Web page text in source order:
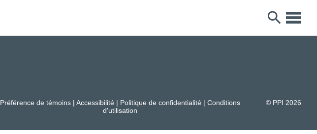
Préférence de témoins | Accessibilité | Politique de confidentialité | Conditions
d'utilisation
© PPI 2026